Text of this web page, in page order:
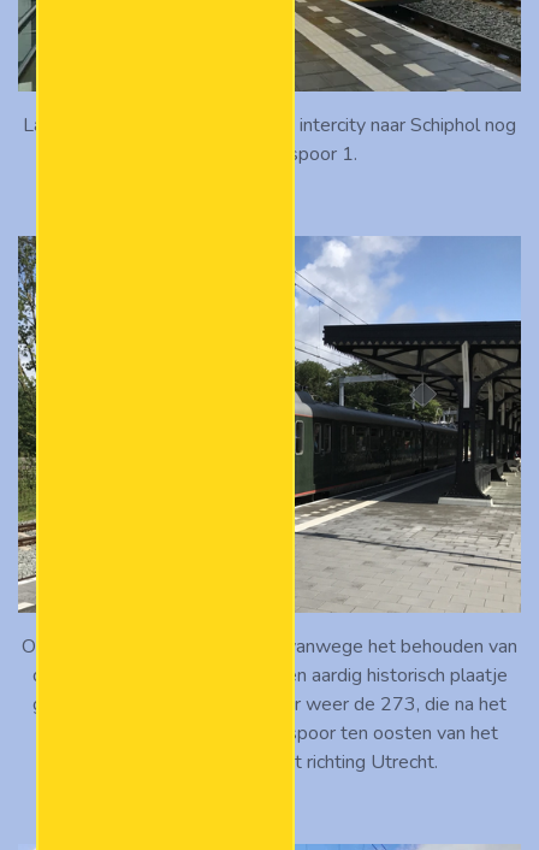
Later maakt ook VIRM 9590 als intercity naar Schiphol nog
een stop op spoor 1.
Ondanks de nieuwbouw kan er, vanwege het behouden van
de oude perronkap, toch nog een aardig historisch plaatje
geschoten worden. We zien hier weer de 273, die na het
kopmaken op het nieuwe kopspoor ten oosten van het
station weer terugkeert richting Utrecht.